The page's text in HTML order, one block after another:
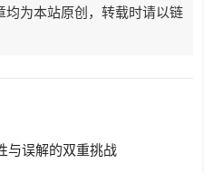
均为本站原创，转载时请以链
与误解的双重挑战